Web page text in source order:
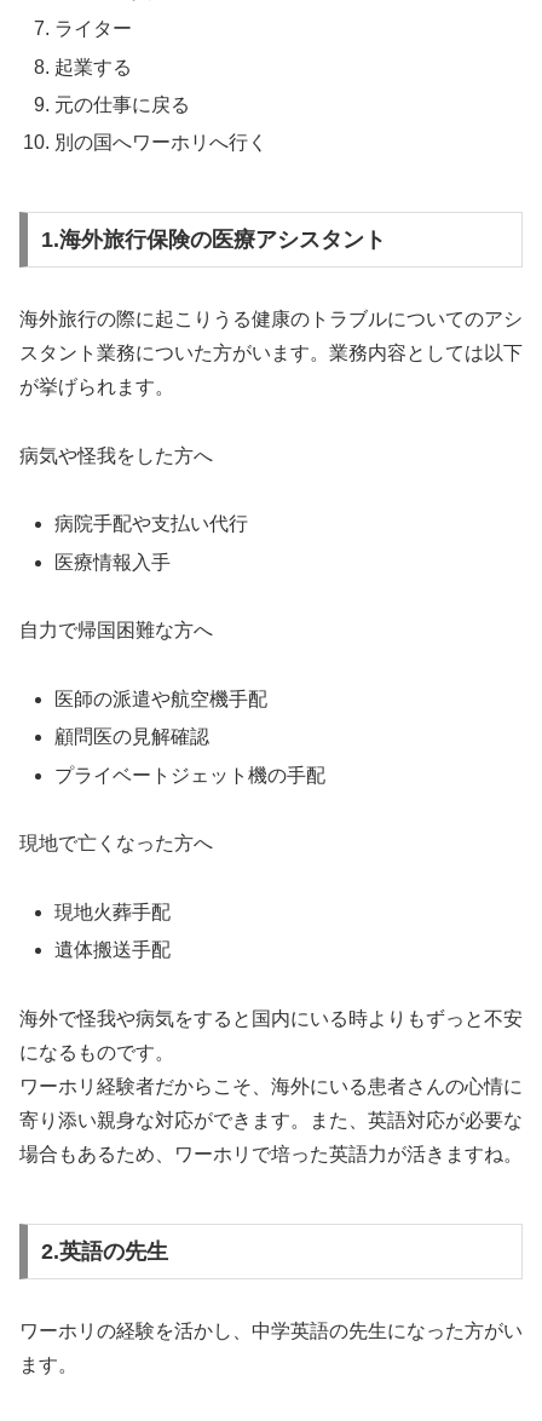
ライター
起業する
元の仕事に戻る
別の国へワーホリへ行く
1.海外旅行保険の医療アシスタント
海外旅行の際に起こりうる健康のトラブルについてのアシ
スタント業務についた方がいます。業務内容としては以下
が挙げられます。
病気や怪我をした方へ
病院手配や支払い代行
医療情報入手
自力で帰国困難な方へ
医師の派遣や航空機手配
顧問医の見解確認
プライベートジェット機の手配
現地で亡くなった方へ
現地火葬手配
遺体搬送手配
海外で怪我や病気をすると国内にいる時よりもずっと不安
になるものです。
ワーホリ経験者だからこそ、海外にいる患者さんの心情に
寄り添い親身な対応ができます。また、英語対応が必要な
場合もあるため、ワーホリで培った英語力が活きますね。
2.英語の先生
ワーホリの経験を活かし、中学英語の先生になった方がい
ます。